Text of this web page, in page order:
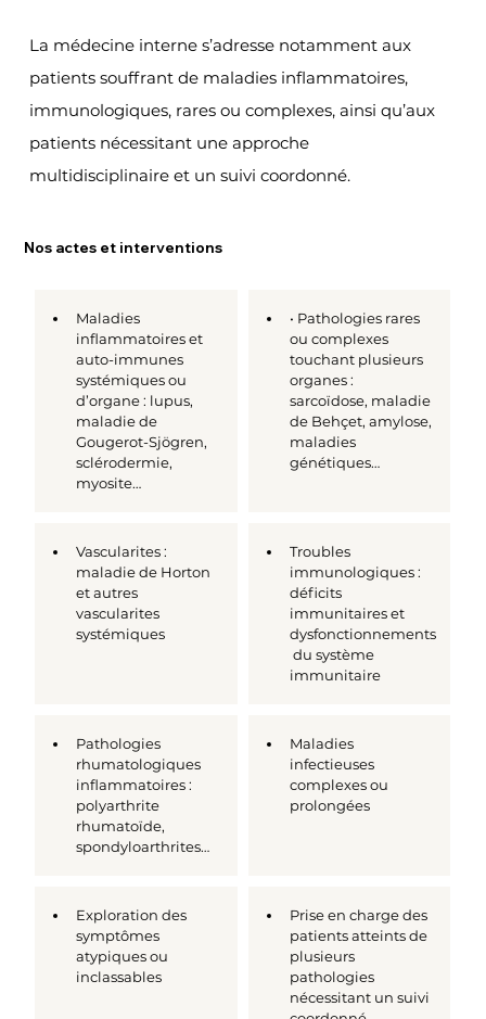
La médecine interne s’adresse notamment aux
patients souffrant de maladies inflammatoires,
immunologiques, rares ou complexes, ainsi qu’aux
patients nécessitant une approche
multidisciplinaire et un suivi coordonné.
Nos actes et interventions
Maladies
inflammatoires et
auto-immunes
systémiques ou
d’organe : lupus,
maladie de
Gougerot-Sjögren,
sclérodermie,
myosite…
• Pathologies rares
ou complexes
touchant plusieurs
organes :
sarcoïdose, maladie
de Behçet, amylose,
maladies
génétiques…
Vascularites :
maladie de Horton
et autres
vascularites
systémiques
Troubles
immunologiques :
déficits
immunitaires et
dysfonctionnements
du système
immunitaire
Pathologies
rhumatologiques
inflammatoires :
polyarthrite
rhumatoïde,
spondyloarthrites…
Maladies
infectieuses
complexes ou
prolongées
Exploration des
symptômes
atypiques ou
inclassables
Prise en charge des
patients atteints de
plusieurs
pathologies
nécessitant un suivi